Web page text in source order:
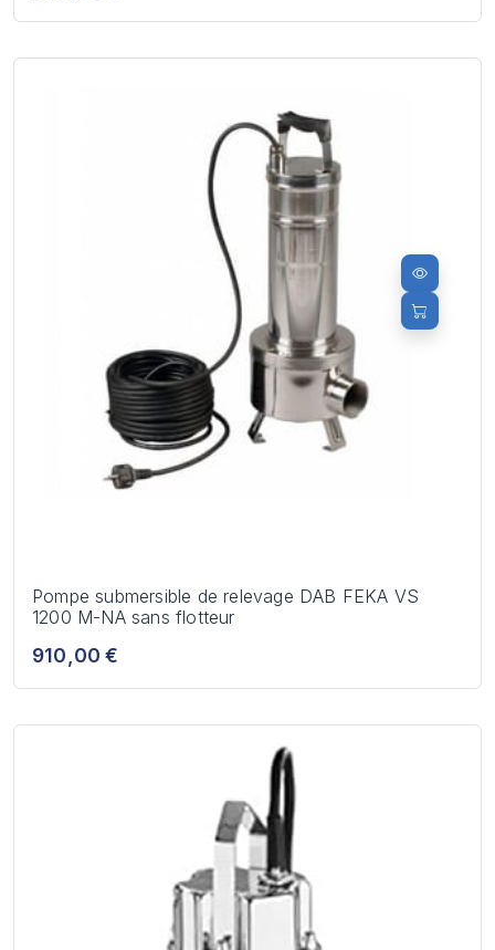
Pompe submersible de relevage DAB FEKA VS
1200 M-NA sans flotteur
910,00 €